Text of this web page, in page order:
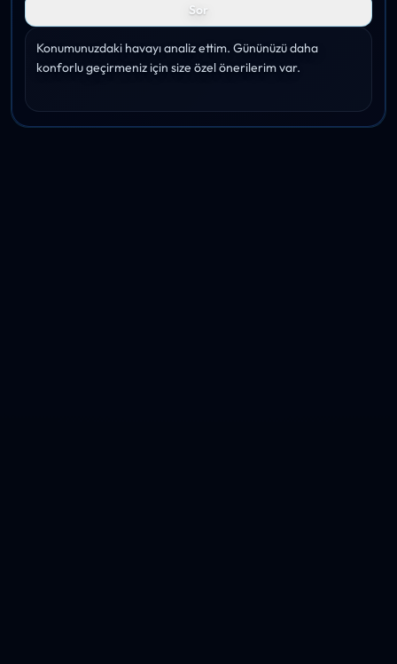
Sor
Konumunuzdaki havayı analiz ettim. Gününüzü daha
konforlu geçirmeniz için size özel önerilerim var.